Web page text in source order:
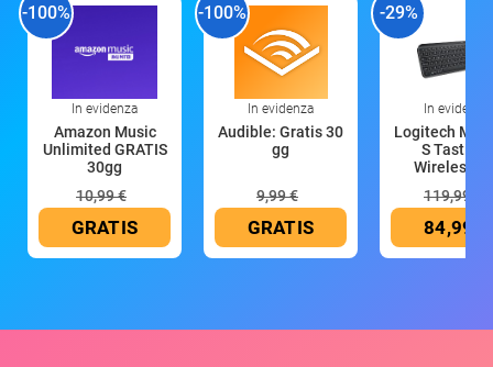
-100%
In evidenza
Amazon Music
Unlimited GRATIS
30gg
10,99 €
GRATIS
-100%
In evidenza
Audible: Gratis 30
gg
9,99 €
GRATIS
-29%
In evidenza
Logitech MX
S Tastiera
Wireless
119,99 €
84,99 €